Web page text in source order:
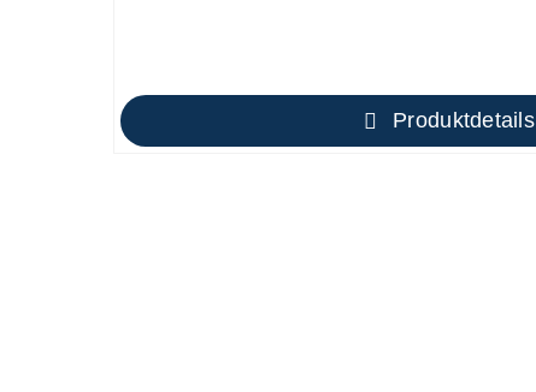
Produktdetails